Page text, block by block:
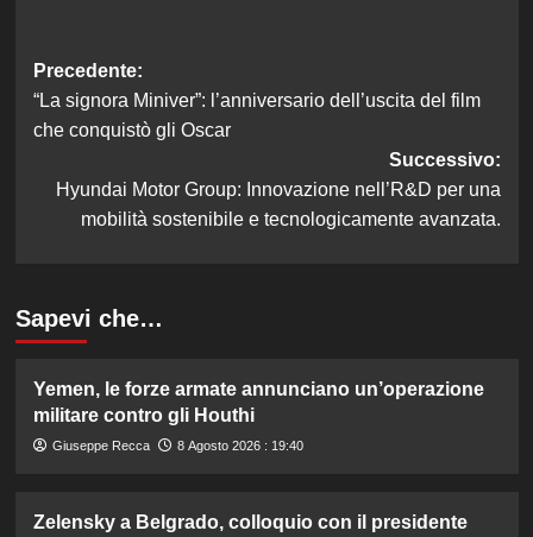
Navigazione
articolo
Precedente:
“La signora Miniver”: l’anniversario dell’uscita del film
che conquistò gli Oscar
Successivo:
Hyundai Motor Group: Innovazione nell’R&D per una
mobilità sostenibile e tecnologicamente avanzata.
Sapevi che…
Yemen, le forze armate annunciano un’operazione
militare contro gli Houthi
Giuseppe Recca 8 Agosto 2026 : 19:40
Zelensky a Belgrado, colloquio con il presidente